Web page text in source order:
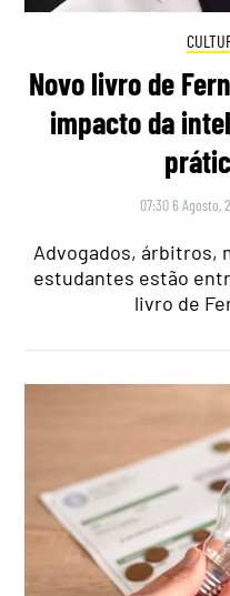
Novo livro de
impacto da
07:30 6 Agosto,
Advogados, árbitros,
estudantes estão
livro de